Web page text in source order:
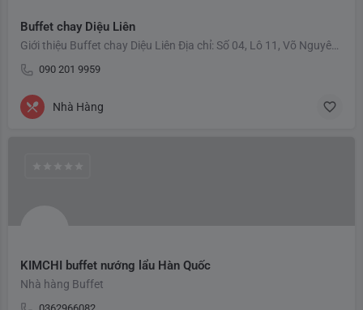
Buffet chay Diệu Liên
090 201 9959
Nhà Hàng
KIMCHI buffet nướng lẩu Hàn Quốc
Nhà hàng Buffet